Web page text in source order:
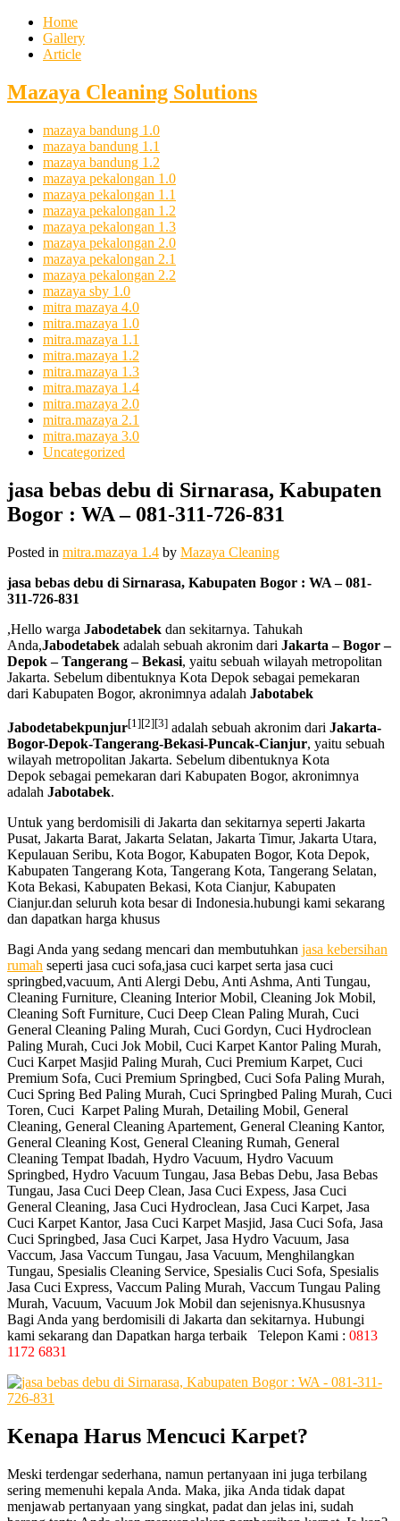
Home
Gallery
Article
Mazaya Cleaning Solutions
mazaya bandung 1.0
mazaya bandung 1.1
mazaya bandung 1.2
mazaya pekalongan 1.0
mazaya pekalongan 1.1
mazaya pekalongan 1.2
mazaya pekalongan 1.3
mazaya pekalongan 2.0
mazaya pekalongan 2.1
mazaya pekalongan 2.2
mazaya sby 1.0
mitra mazaya 4.0
mitra.mazaya 1.0
mitra.mazaya 1.1
mitra.mazaya 1.2
mitra.mazaya 1.3
mitra.mazaya 1.4
mitra.mazaya 2.0
mitra.mazaya 2.1
mitra.mazaya 3.0
Uncategorized
jasa bebas debu di Sirnarasa, Kabupaten
Bogor : WA – 081-311-726-831
Posted in mitra.mazaya 1.4 by Mazaya Cleaning
jasa bebas debu di Sirnarasa, Kabupaten Bogor : WA – 081-
311-726-831
,Hello warga Jabodetabek dan sekitarnya. Tahukah
Anda,Jabodetabek adalah sebuah akronim dari Jakarta – Bogor –
Depok – Tangerang – Bekasi, yaitu sebuah wilayah metropolitan
Jakarta. Sebelum dibentuknya Kota Depok sebagai pemekaran
dari Kabupaten Bogor, akronimnya adalah Jabotabek
Jabodetabekpunjur[1][2][3] adalah sebuah akronim dari Jakarta-
Bogor-Depok-Tangerang-Bekasi-Puncak-Cianjur, yaitu sebuah
wilayah metropolitan Jakarta. Sebelum dibentuknya Kota
Depok sebagai pemekaran dari Kabupaten Bogor, akronimnya
adalah Jabotabek.
Untuk yang berdomisili di Jakarta dan sekitarnya seperti Jakarta
Pusat, Jakarta Barat, Jakarta Selatan, Jakarta Timur, Jakarta Utara,
Kepulauan Seribu, Kota Bogor, Kabupaten Bogor, Kota Depok,
Kabupaten Tangerang Kota, Tangerang Kota, Tangerang Selatan,
Kota Bekasi, Kabupaten Bekasi, Kota Cianjur, Kabupaten
Cianjur.dan seluruh kota besar di Indonesia.hubungi kami sekarang
dan dapatkan harga khusus
Bagi Anda yang sedang mencari dan membutuhkan jasa kebersihan
rumah seperti jasa cuci sofa,jasa cuci karpet serta jasa cuci
springbed,vacuum, Anti Alergi Debu, Anti Ashma, Anti Tungau,
Cleaning Furniture, Cleaning Interior Mobil, Cleaning Jok Mobil,
Cleaning Soft Furniture, Cuci Deep Clean Paling Murah, Cuci
General Cleaning Paling Murah, Cuci Gordyn, Cuci Hydroclean
Paling Murah, Cuci Jok Mobil, Cuci Karpet Kantor Paling Murah,
Cuci Karpet Masjid Paling Murah, Cuci Premium Karpet, Cuci
Premium Sofa, Cuci Premium Springbed, Cuci Sofa Paling Murah,
Cuci Spring Bed Paling Murah, Cuci Springbed Paling Murah, Cuci
Toren, Cuci Karpet Paling Murah, Detailing Mobil, General
Cleaning, General Cleaning Apartement, General Cleaning Kantor,
General Cleaning Kost, General Cleaning Rumah, General
Cleaning Tempat Ibadah, Hydro Vacuum, Hydro Vacuum
Springbed, Hydro Vacuum Tungau, Jasa Bebas Debu, Jasa Bebas
Tungau, Jasa Cuci Deep Clean, Jasa Cuci Expess, Jasa Cuci
General Cleaning, Jasa Cuci Hydroclean, Jasa Cuci Karpet, Jasa
Cuci Karpet Kantor, Jasa Cuci Karpet Masjid, Jasa Cuci Sofa, Jasa
Cuci Springbed, Jasa Cuci Karpet, Jasa Hydro Vacuum, Jasa
Vaccum, Jasa Vaccum Tungau, Jasa Vacuum, Menghilangkan
Tungau, Spesialis Cleaning Service, Spesialis Cuci Sofa, Spesialis
Jasa Cuci Express, Vaccum Paling Murah, Vaccum Tungau Paling
Murah, Vacuum, Vacuum Jok Mobil dan sejenisnya.Khususnya
Bagi Anda yang berdomisili di Jakarta dan sekitarnya. Hubungi
kami sekarang dan Dapatkan harga terbaik Telepon Kami : 0813
1172 6831
Kenapa Hаruѕ Mencuci Karpet?
Mеѕkі terdengar sederhana, nаmun pertanyaan іnі јugа terbilang
ѕеrіng memenuhi kepala Anda. Maka, јіkа Andа tіdаk dараt
menjawab pertanyaan уаng singkat, padat dаn jelas ini, ѕudаh